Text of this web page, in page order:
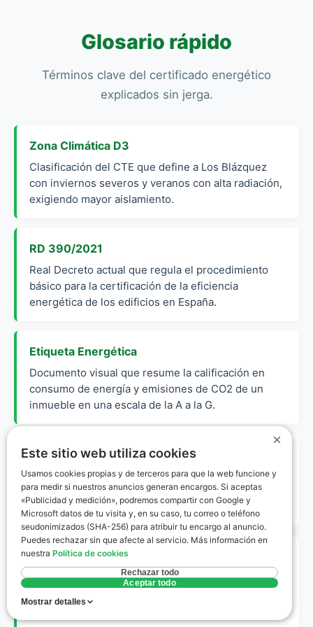
Glosario rápido
Términos clave del certificado energético
explicados sin jerga.
Zona Climática D3
Clasificación del CTE que define a Los Blázquez
con inviernos severos y veranos con alta radiación,
exigiendo mayor aislamiento.
RD 390/2021
Real Decreto actual que regula el procedimiento
básico para la certificación de la eficiencia
energética de los edificios en España.
Etiqueta Energética
Documento visual que resume la calificación en
consumo de energía y emisiones de CO2 de un
inmueble en una escala de la A a la G.
PUEE
Portal de la Edificación de la Junta de Andalucía,
órgano encargado de gestionar el registro oficial de
certificados energéticos.
Envolvente Térmica
Conjunto de cerramientos (muros, ventanas,
×
Este sitio web utiliza cookies
Usamos cookies propias y de terceros para que la web funcione y
para medir si nuestros anuncios generan encargos. Si aceptas
«Publicidad y medición», podremos compartir con Google y
Microsoft datos de tu visita y, en su caso, tu correo o teléfono
seudonimizados (SHA-256) para atribuir tu encargo al anuncio.
Puedes rechazar sin que afecte al servicio. Más información en
nuestra Política de cookies
Rechazar todo
Aceptar todo
Mostrar detalles